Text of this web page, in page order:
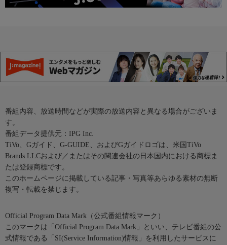
番組内容、放送時間などが実際の放送内容と異なる場合がございま
す。
番組データ提供元：IPG Inc.
TiVo、Gガイド、G-GUIDE、およびGガイドロゴは、米国TiVo
Brands LLCおよび／またはその関連会社の日本国内における商標ま
たは登録商標です。
このホームページに掲載している記事・写真等あらゆる素材の無断
複写・転載を禁じます。
Official Program Data Mark（公式番組情報マーク）
このマークは「Official Program Data Mark」といい、テレビ番組の公
式情報である「SI(Service Information)情報」を利用したサービスに